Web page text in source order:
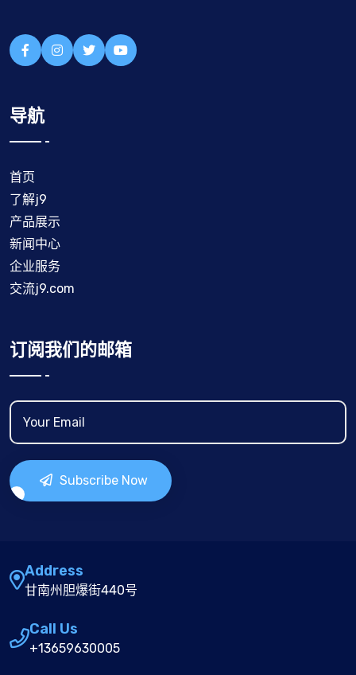
导航
首页
了解j9
产品展示
新闻中心
企业服务
交流j9.com
订阅我们的邮箱
Subscribe Now
Address
甘南州胆爆街440号
Call Us
+13659630005